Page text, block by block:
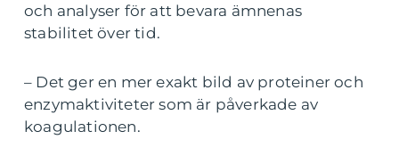
och analyser för att bevara ämnenas
stabilitet över tid.
– Det ger en mer exakt bild av proteiner och
enzymaktiviteter som är påverkade av
koagulationen.